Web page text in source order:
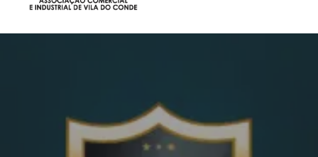
Serviços
Contactos